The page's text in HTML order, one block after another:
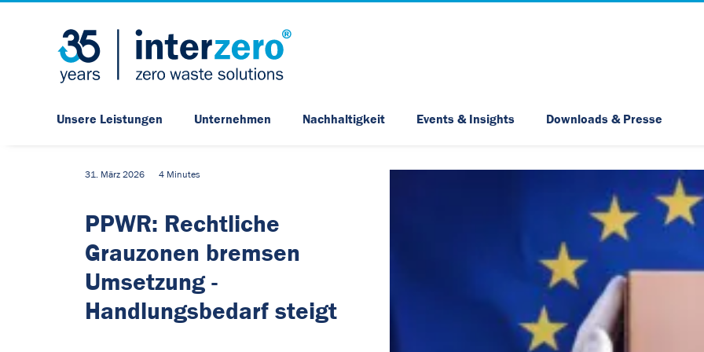
Unsere Leistungen Unternehmen Nachhaltigkeit Events & Insights Downloads & Presse
31. März 2026 4 Minutes
PPWR: Rechtliche
Grauzonen bremsen
Umsetzung -
Handlungsbedarf steigt